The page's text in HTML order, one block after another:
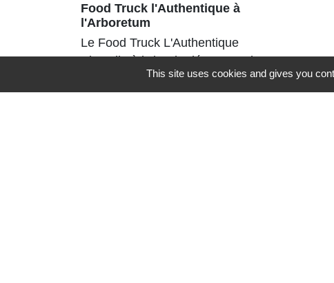
Food Truck l'Authentique à
l'Arboretum
Le Food Truck L'Authentique
s'installe à l'aire de détente et de
loisirs de l'Arboretum, jusqu’au 6
septembre 2026
This site uses cookies and gives you